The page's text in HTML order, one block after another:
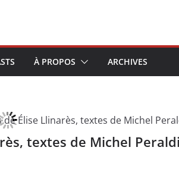
À PROPOS ARCHIVES
textes de Michel Peraldi